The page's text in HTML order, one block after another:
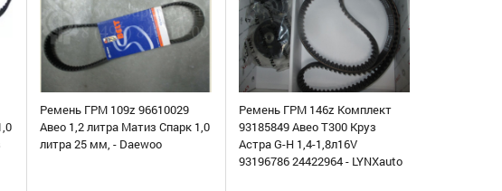
Ремень ГРМ 109z 96610029
Авео 1,2 литра Матиз Спарк 1,0
литра 25 мм, - Daewoo
Ремень ГРМ 146z Комплект
93185849 Авео Т300 Круз
Астра G-H 1,4-1,8л16V
93196786 24422964 - LYNXauto